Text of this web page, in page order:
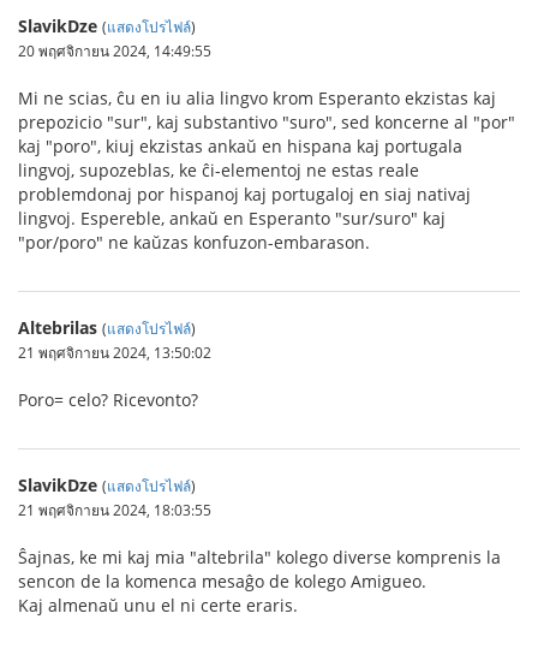
SlavikDze (แสดงโปรไฟล์)
20 พฤศจิกายน 2024, 14:49:55
Mi ne scias, ĉu en iu alia lingvo krom Esperanto ekzistas kaj
prepozicio "sur", kaj substantivo "suro", sed koncerne al "por"
kaj "poro", kiuj ekzistas ankaŭ en hispana kaj portugala
lingvoj, supozeblas, ke ĉi-elementoj ne estas reale
problemdonaj por hispanoj kaj portugaloj en siaj nativaj
lingvoj. Espereble, ankaŭ en Esperanto "sur/suro" kaj
"por/poro" ne kaŭzas konfuzon-embarason.
Altebrilas (แสดงโปรไฟล์)
21 พฤศจิกายน 2024, 13:50:02
Poro= celo? Ricevonto?
SlavikDze (แสดงโปรไฟล์)
21 พฤศจิกายน 2024, 18:03:55
Ŝajnas, ke mi kaj mia "altebrila" kolego diverse komprenis la
sencon de la komenca mesaĝo de kolego Amigueo.
Kaj almenaŭ unu el ni certe eraris.